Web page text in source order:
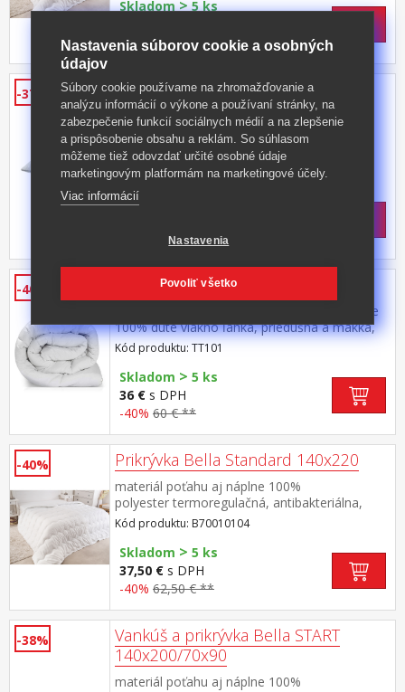
Skladom>5 ks
-39% 49,50 € **
-37%
Vankúš Andrea Simone sensazione
70x90
materiál poťahu aj náplne 100%
polyester náplň 1250 g rúna, regulovateľný
obsah elegantne prešitý poťah na zips
Kód produktu: B70010901
Skladom
58 € **
-40% Francúzska prikrývka 220x200
materiál poťahu mikrovlákno, materiál výplne
100% duté vlákno ľahká, priedušná a mäkká,
pre celoročné použitie prešitie zaisťuje výplň
proti posunutiu prateľná do 60 °C, odstredenie
do 600 otáčok za minútu možno sušiť v
sušičke
Kód produktu: TT101
Skladom > 5 ks
36 € s DPH
-40% 60 € **
-40% Prikrývka Bella Standard 140x220
materiál poťahu aj náplne 100%
polyester termoregulačná, antibakteriálna,
vhodná pre alergikov elegantne
prešitá prateľná do 60 °C
Kód produktu: B70010104
Skladom > 5 ks
37,50 € s DPH
-40% 62,50 € **
-38%
Vankúš a prikrývka Bella START
140x200/70x90
materiál poťahu aj náplne 100%
Nastavenia súborov cookie a osobných
údajov
Súbory cookie používame na zhromažďovanie a
analýzu informácií o výkone a používaní stránky, na
zabezpečenie funkcií sociálnych médií a na zlepšenie
a prispôsobenie obsahu a reklám. So súhlasom
môžeme tiež odovzdať určité osobné údaje
marketingovým platformám na marketingové účely.
Viac informácií
Nastavenia
Povoliť všetko